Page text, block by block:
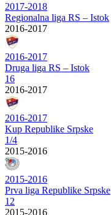
2017-2018
Regionalna liga RS – Istok
2016-2017
2016-2017
Druga liga RS – Istok
16
2016-2017
2016-2017
Kup Republike Srpske
1/4
2015-2016
2015-2016
Prva liga Republike Srpske
12
2015-2016